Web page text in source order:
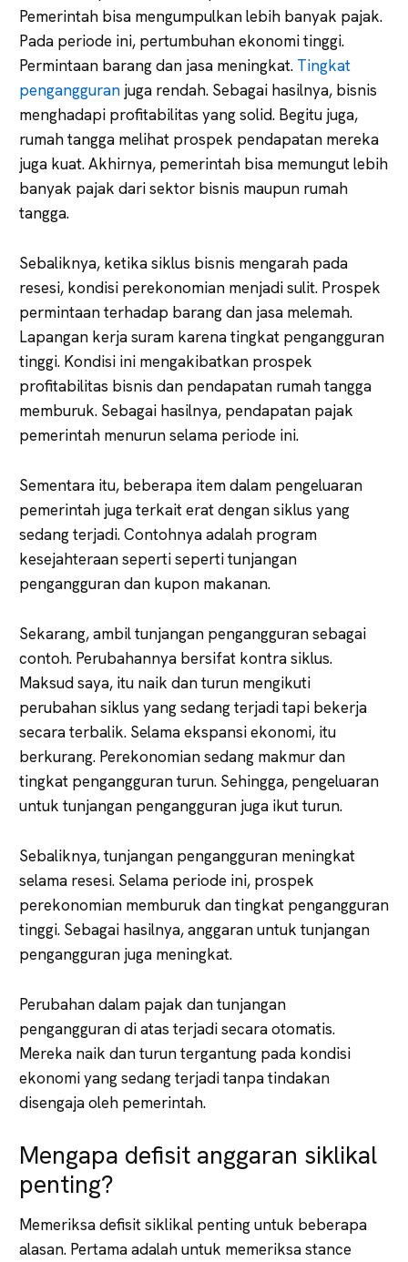
Pemerintah bisa mengumpulkan lebih banyak pajak.
Pada periode ini, pertumbuhan ekonomi tinggi.
Permintaan barang dan jasa meningkat. Tingkat
pengangguran juga rendah. Sebagai hasilnya, bisnis
menghadapi profitabilitas yang solid. Begitu juga,
rumah tangga melihat prospek pendapatan mereka
juga kuat. Akhirnya, pemerintah bisa memungut lebih
banyak pajak dari sektor bisnis maupun rumah
tangga.
Sebaliknya, ketika siklus bisnis mengarah pada
resesi, kondisi perekonomian menjadi sulit. Prospek
permintaan terhadap barang dan jasa melemah.
Lapangan kerja suram karena tingkat pengangguran
tinggi. Kondisi ini mengakibatkan prospek
profitabilitas bisnis dan pendapatan rumah tangga
memburuk. Sebagai hasilnya, pendapatan pajak
pemerintah menurun selama periode ini.
Sementara itu, beberapa item dalam pengeluaran
pemerintah juga terkait erat dengan siklus yang
sedang terjadi. Contohnya adalah program
kesejahteraan seperti seperti tunjangan
pengangguran dan kupon makanan.
Sekarang, ambil tunjangan pengangguran sebagai
contoh. Perubahannya bersifat kontra siklus.
Maksud saya, itu naik dan turun mengikuti
perubahan siklus yang sedang terjadi tapi bekerja
secara terbalik. Selama ekspansi ekonomi, itu
berkurang. Perekonomian sedang makmur dan
tingkat pengangguran turun. Sehingga, pengeluaran
untuk tunjangan pengangguran juga ikut turun.
Sebaliknya, tunjangan pengangguran meningkat
selama resesi. Selama periode ini, prospek
perekonomian memburuk dan tingkat pengangguran
tinggi. Sebagai hasilnya, anggaran untuk tunjangan
pengangguran juga meningkat.
Perubahan dalam pajak dan tunjangan
pengangguran di atas terjadi secara otomatis.
Mereka naik dan turun tergantung pada kondisi
ekonomi yang sedang terjadi tanpa tindakan
disengaja oleh pemerintah.
Mengapa defisit anggaran siklikal
penting?
Memeriksa defisit siklikal penting untuk beberapa
alasan. Pertama adalah untuk memeriksa stance